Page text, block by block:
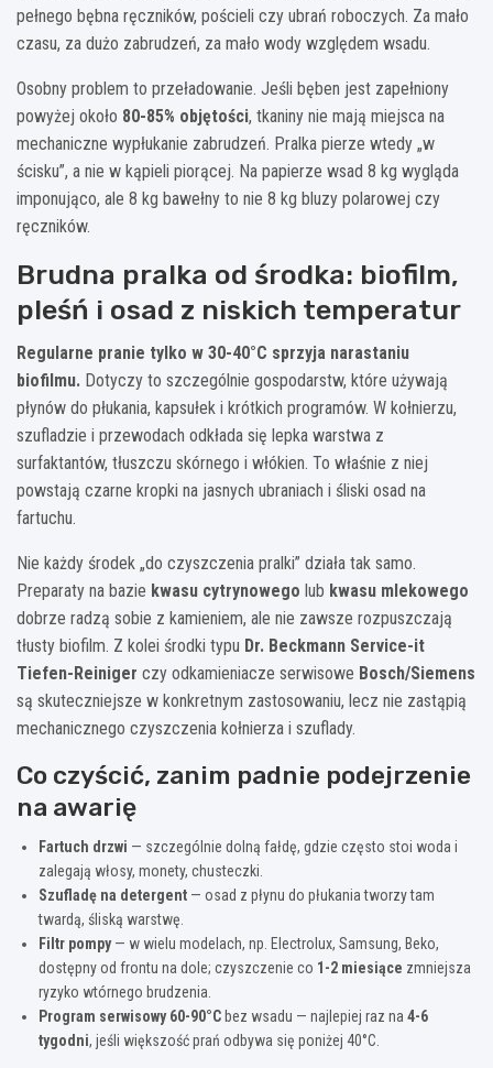
pełnego bębna ręczników, pościeli czy ubrań roboczych. Za mało
czasu, za dużo zabrudzeń, za mało wody względem wsadu.
Osobny problem to przeładowanie. Jeśli bęben jest zapełniony
powyżej około 80-85% objętości, tkaniny nie mają miejsca na
mechaniczne wypłukanie zabrudzeń. Pralka pierze wtedy „w
ścisku”, a nie w kąpieli piorącej. Na papierze wsad 8 kg wygląda
imponująco, ale 8 kg bawełny to nie 8 kg bluzy polarowej czy
ręczników.
Brudna pralka od środka: biofilm,
pleśń i osad z niskich temperatur
Regularne pranie tylko w 30-40°C sprzyja narastaniu
biofilmu. Dotyczy to szczególnie gospodarstw, które używają
płynów do płukania, kapsułek i krótkich programów. W kołnierzu,
szufladzie i przewodach odkłada się lepka warstwa z
surfaktantów, tłuszczu skórnego i włókien. To właśnie z niej
powstają czarne kropki na jasnych ubraniach i śliski osad na
fartuchu.
Nie każdy środek „do czyszczenia pralki” działa tak samo.
Preparaty na bazie kwasu cytrynowego lub kwasu mlekowego
dobrze radzą sobie z kamieniem, ale nie zawsze rozpuszczają
tłusty biofilm. Z kolei środki typu Dr. Beckmann Service-it
Tiefen-Reiniger czy odkamieniacze serwisowe Bosch/Siemens
są skuteczniejsze w konkretnym zastosowaniu, lecz nie zastąpią
mechanicznego czyszczenia kołnierza i szuflady.
Co czyścić, zanim padnie podejrzenie
na awarię
Fartuch drzwi — szczególnie dolną fałdę, gdzie często stoi woda i
zalegają włosy, monety, chusteczki.
Szufladę na detergent — osad z płynu do płukania tworzy tam
twardą, śliską warstwę.
Filtr pompy— w wielu modelach, np. Electrolux, Samsung, Beko,
dostępny od frontu na dole; czyszczenie co 1-2 miesiące zmniejsza
ryzyko wtórnego brudzenia.
Program serwisowy 60-90°Cbez wsadu — najlepiej raz na 4-6
tygodni, jeśli większość prań odbywa się poniżej 40°C.